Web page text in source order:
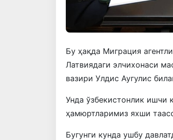
Бу ҳақда Миграция
Латвиядаги элчихонаси
вазири Улдис Аугулис
Унда ўзбекистонлик ишчи
ҳамюртларимиз яхши
Бугунги кунда ушбу